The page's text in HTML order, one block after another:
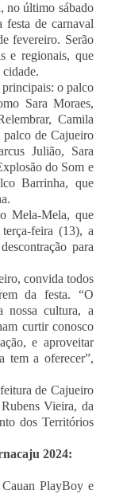
no último sábado
festa de carnaval
fevereiro. Serão
e regionais, que
o palco
Sara Moraes,
Camila
de Cajueiro
Julião, Sara
do Som e
Barrinha, que
Mela-Mela, que
feira (13), a
para
convida todos
da festa. “O
nossa cultura, a
curtir conosco
e aproveitar
tem a oferecer”,
de Cajueiro
Vieira, da
dos Territórios
2024:
PlayBoy e